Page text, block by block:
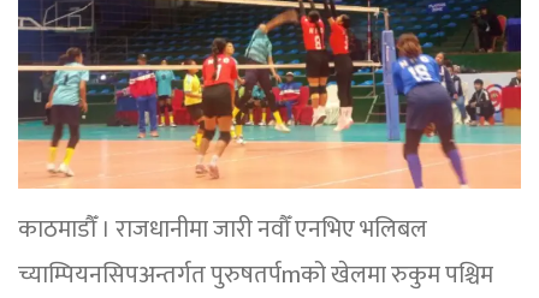
काठमाडौँ । राजधानीमा जारी नवौँ एनभिए भलिबल
च्याम्पियनसिपअन्तर्गत पुरुषतर्पmको खेलमा रुकुम पश्चिम